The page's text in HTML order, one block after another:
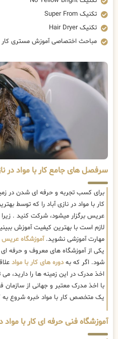
تکنیک Super From
تکنیک Hair Dryer
مباحث اختصاصی آموزش مستری کار
سرفصل های جامع کار با مواد در
برای کسب تجربه و حرفه ای شدن در
کار با مواد در نازی آباد را که توسط
عریس برگزار میشود، شرکت کنید .
لازم است با بهترین کیفیت آموزش
مهارت آموزشی نشوید.آموزشگاه عریس
یکی از آموزشگاه های معروف و حرفه ای
شود. اگر که بهدوره های کار با مواد
اخذ مدرک در این زمینه ها را دارید،
با اخذ مدرک معتبر و جهانی از سازمان
یک متخصص کار با مواد خبره شروع به
آموزشگاه فنی حرفه ای کار با مواد